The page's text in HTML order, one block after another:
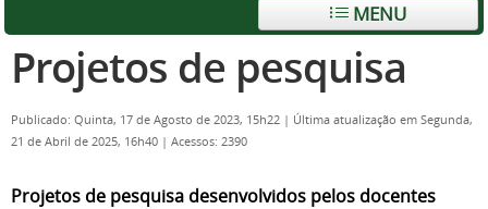
MENU
Projetos de pesquisa
Publicado: Quinta, 17 de Agosto de 2023, 15h22 | Última atualização em Segunda,
21 de Abril de 2025, 16h40 | Acessos: 2390
Projetos de pesquisa desenvolvidos pelos docentes